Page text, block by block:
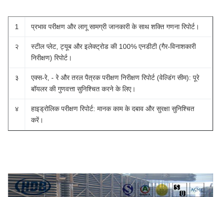
1 प्रभाव परीक्षण और लागू सामग्री जानकारी के साथ शक्ति गणना रिपोर्ट।
२
स्टील प्लेट, ट्यूब और इलेक्ट्रोड की 100% एनडीटी (गैर-विनाशकारी
निरीक्षण) रिपोर्ट।
३
एक्स-रे, - रे और तरल पैत्रक परीक्षण निरीक्षण रिपोर्ट (वेल्डिंग सीम): पूरे
बॉयलर की गुणवत्ता सुनिश्चित करने के लिए।
४
हाइड्रोलिक परीक्षण रिपोर्ट: मानक काम के दबाव और सुरक्षा सुनिश्चित
करें।